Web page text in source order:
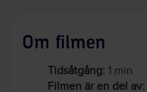
Om filmen
Tidsåtgång: 1 min
Filmen är en del av: